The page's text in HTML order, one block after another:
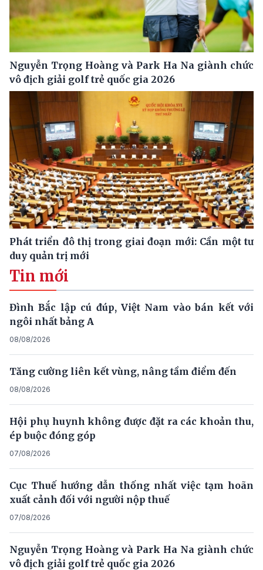
Nguyễn Trọng Hoàng và Park Ha Na giành chức
vô địch giải golf trẻ quốc gia 2026
Phát triển đô thị trong giai đoạn mới: Cần một tư
duy quản trị mới
Tin mới
Đình Bắc lập cú đúp, Việt Nam vào bán kết với
ngôi nhất bảng A
08/08/2026
Tăng cường liên kết vùng, nâng tầm điểm đến
08/08/2026
Hội phụ huynh không được đặt ra các khoản thu,
ép buộc đóng góp
07/08/2026
Cục Thuế hướng dẫn thống nhất việc tạm hoãn
xuất cảnh đối với người nộp thuế
07/08/2026
Nguyễn Trọng Hoàng và Park Ha Na giành chức
vô địch giải golf trẻ quốc gia 2026